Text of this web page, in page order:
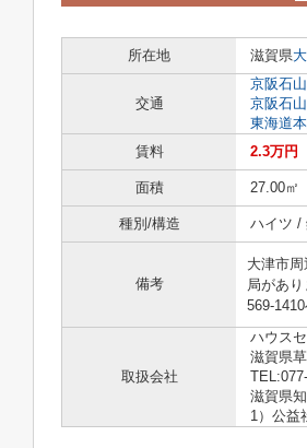
所在地
滋賀県
交通
京阪石
京阪石
東海道
賃料
2.3万円
面積 27.00㎡
種別/構造 ハイツ /
備考
大津市
局があ
569-
取扱会社
ハウス
滋賀県
滋賀県
1）公